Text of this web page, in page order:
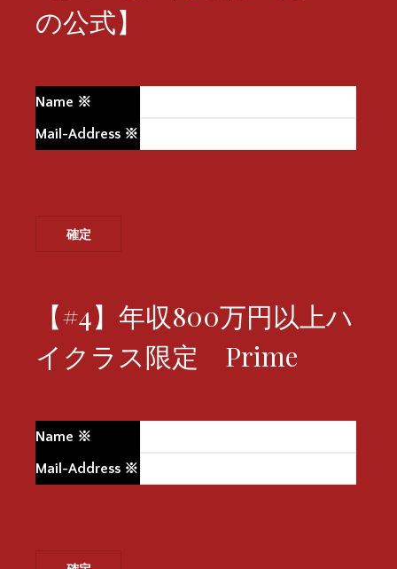
の公式】
Name ※
Mail-Address ※
【#4】年収800万円以上ハ
イクラス限定 Prime
Name ※
Mail-Address ※